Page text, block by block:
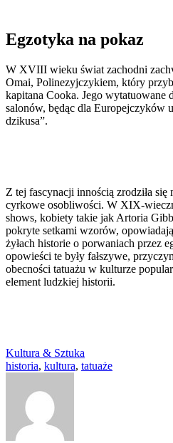
Egzotyka na pokaz
W XVIII wieku świat zachodni
Omai, Polinezyjczykiem, który
kapitana Cooka. Jego wytatuowane
salonów, będąc dla Europejczyków
dzikusa”.
Z tej fascynacji innością zrodziła
cyrkowe osobliwości. W XIX-
shows, kobiety takie jak Artoria
pokryte setkami wzorów,
żyłach historie o porwaniach przez
opowieści te były fałszywe,
obecności tatuażu w kulturze
element ludzkiej historii.
Kultura & Sztuka
historia, kultura, tatuaże